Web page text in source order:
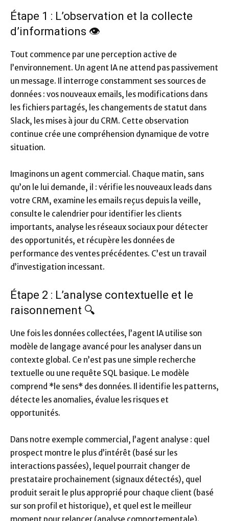
Étape 1 : L’observation et la collecte
d’informations 👁️
Tout commence par une perception active de
l’environnement. Un agent IA ne attend pas passivement
un message. Il interroge constamment ses sources de
données : vos nouveaux emails, les modifications dans
les fichiers partagés, les changements de statut dans
Slack, les mises à jour du CRM. Cette observation
continue crée une compréhension dynamique de votre
situation.
Imaginons un agent commercial. Chaque matin, sans
qu’on le lui demande, il : vérifie les nouveaux leads dans
votre CRM, examine les emails reçus depuis la veille,
consulte le calendrier pour identifier les clients
importants, analyse les réseaux sociaux pour détecter
des opportunités, et récupère les données de
performance des ventes précédentes. C’est un travail
d’investigation incessant.
Étape 2 : L’analyse contextuelle et le
raisonnement 🔍
Une fois les données collectées, l’agent IA utilise son
modèle de langage avancé pour les analyser dans un
contexte global. Ce n’est pas une simple recherche
textuelle ou une requête SQL basique. Le modèle
comprend *le sens* des données. Il identifie les patterns,
détecte les anomalies, évalue les risques et
opportunités.
Dans notre exemple commercial, l’agent analyse : quel
prospect montre le plus d’intérêt (basé sur les
interactions passées), lequel pourrait changer de
prestataire prochainement (signaux détectés), quel
produit serait le plus approprié pour chaque client (basé
sur son profil et historique), et quel est le meilleur